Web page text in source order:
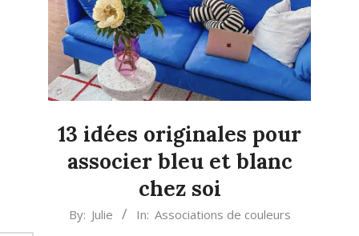
13 idées originales pour
associer bleu et blanc
chez soi
2025-
By: Julie In: Associations de couleurs